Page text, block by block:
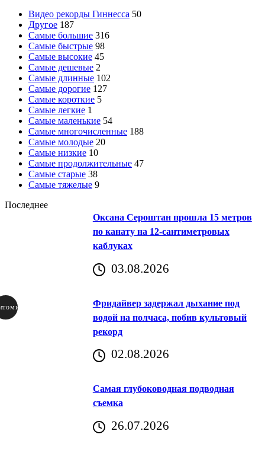
Видео рекорды Гиннесса 50
Другое 187
Самые большие 316
Самые быстрые 98
Самые высокие 45
Самые дешевые 2
Самые длинные 102
Самые дорогие 127
Самые короткие 5
Самые легкие 1
Самые маленькие 54
Самые многочисленные 188
Самые молодые 20
Самые низкие 10
Самые продолжительные 47
Самые старые 38
Самые тяжелые 9
Последнее
Оксана Сероштан прошла 15 метров
по канату на 12-сантиметровых
каблуках
03.08.2026
Фридайвер задержал дыхание под
водой на полчаса, побив культовый
рекорд
02.08.2026
Самая глубоководная подводная
съемка
26.07.2026